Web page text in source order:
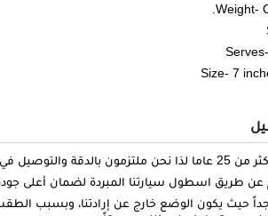
Weight-
Size- 7
في الميعاد المحدد
عن طريق اسطول سيارتنا المبردة لضمان أعلى
حيث يكون الوضع خارج عن إرادتنا، وبسبب